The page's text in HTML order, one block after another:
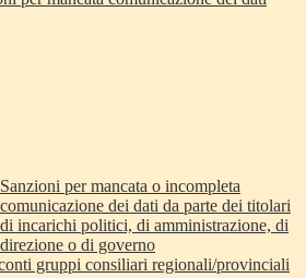
Sanzioni per mancata o incompleta
comunicazione dei dati da parte dei titolari
di incarichi politici, di amministrazione, di
direzione o di governo
gruppi consiliari regionali/provinciali